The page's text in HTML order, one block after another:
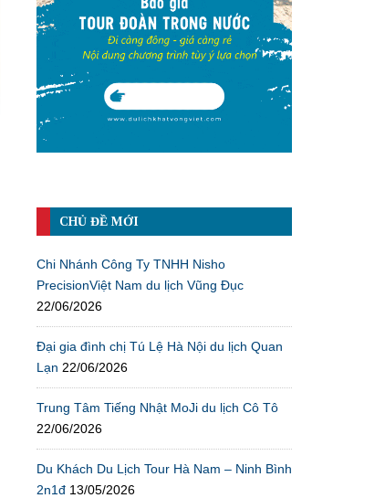
CHỦ ĐỀ MỚI
Chi Nhánh Công Ty TNHH Nisho
PrecisionViệt Nam du lịch Vũng Đục
22/06/2026
Đại gia đình chị Tú Lệ Hà Nội du lịch Quan
Lạn 22/06/2026
Trung Tâm Tiếng Nhật MoJi du lịch Cô Tô
22/06/2026
Du Khách Du Lịch Tour Hà Nam – Ninh Bình
2n1đ 13/05/2026